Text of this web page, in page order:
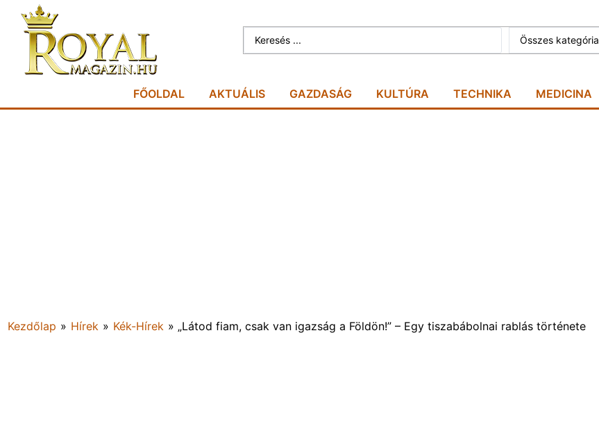
Összes kategória
FŐOLDAL AKTUÁLIS GAZDASÁG KULTÚRA TECHNIKA MEDICINA
Kezdőlap » Hírek » Kék-Hírek » „Látod fiam, csak van igazság a Földön!” – Egy tiszabábolnai rablás története